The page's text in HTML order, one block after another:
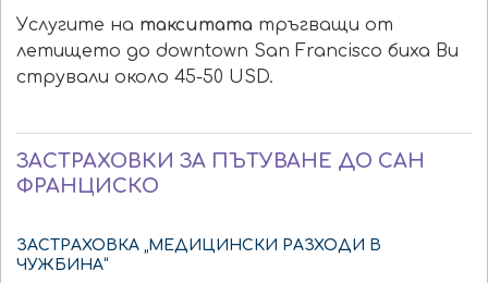
Услугите на такситата тръгващи от
летището до downtown San Francisco биха Ви
стрували около 45-50 USD.
ЗАСТРАХОВКИ ЗА ПЪТУВАНЕ ДО САН
ФРАНЦИСКО
ЗАСТРАХОВКА „МЕДИЦИНСКИ РАЗХОДИ В
ЧУЖБИНА“